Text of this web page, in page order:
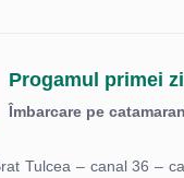
Progamul primei
Îmbarcare pe
Tulcea – canal 36 –